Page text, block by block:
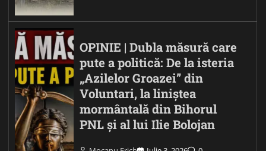
OPINIE | Dubla măsură care
pute a politică: De la isteria
„Azilelor Groazei” din
Voluntari, la liniștea
mormântală din Bihorul
PNL și al lui Ilie Bolojan